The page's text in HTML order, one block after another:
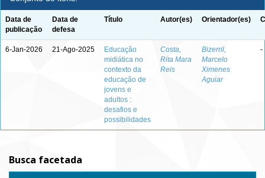
Data de
publicação
Data de
defesa
Título Autor(es) Orientador(es)
6-Jan-2026 21-Ago-2025
Educação
midiática no
contexto da
educação de
jovens e
adultos :
desafios e
possibilidades
Costa,
Rita Mara
Reis
Bizerril,
Marcelo
Ximenes
Aguiar
-
Busca facetada